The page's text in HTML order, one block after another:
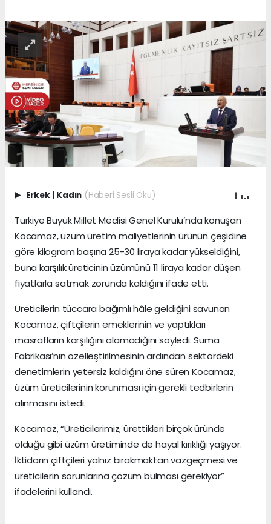
Erkek | Kadın (Haberi Sesli Oku)
Türkiye Büyük Millet Meclisi Genel Kurulu’nda konuşan
Kocamaz, üzüm üretim maliyetlerinin ürünün çeşidine
göre kilogram başına 25-30 liraya kadar yükseldiğini,
buna karşılık üreticinin üzümünü 11 liraya kadar düşen
fiyatlarla satmak zorunda kaldığını ifade etti.
Üreticilerin tüccara bağımlı hâle geldiğini savunan
Kocamaz, çiftçilerin emeklerinin ve yaptıkları
masrafların karşılığını alamadığını söyledi. Suma
Fabrikası’nın özelleştirilmesinin ardından sektördeki
denetimlerin yetersiz kaldığını öne süren Kocamaz,
üzüm üreticilerinin korunması için gerekli tedbirlerin
alınmasını istedi.
Kocamaz, “Üreticilerimiz, ürettikleri birçok üründe
olduğu gibi üzüm üretiminde de hayal kırıklığı yaşıyor.
İktidarın çiftçileri yalnız bırakmaktan vazgeçmesi ve
üreticilerin sorunlarına çözüm bulması gerekiyor”
ifadelerini kullandı.